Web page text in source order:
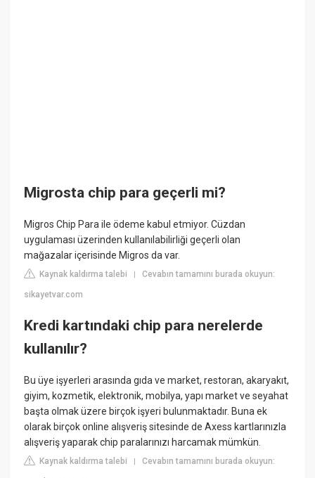
Migrosta chip para geçerli mi?
Migros Chip Para ile ödeme kabul etmiyor. Cüzdan
uygulaması üzerinden kullanılabilirliği geçerli olan
mağazalar içerisinde Migros da var.
Kaynak kaldırma talebi |Cevabın tamamını burada okuyun:
sikayetvar.com
Kredi kartındaki chip para nerelerde
kullanılır?
Bu üye işyerleri arasında gıda ve market, restoran, akaryakıt,
giyim, kozmetik, elektronik, mobilya, yapı market ve seyahat
başta olmak üzere birçok işyeri bulunmaktadır. Buna ek
olarak birçok online alışveriş sitesinde de Axess kartlarınızla
alışveriş yaparak chip paralarınızı harcamak mümkün.
Kaynak kaldırma talebi |Cevabın tamamını burada okuyun: